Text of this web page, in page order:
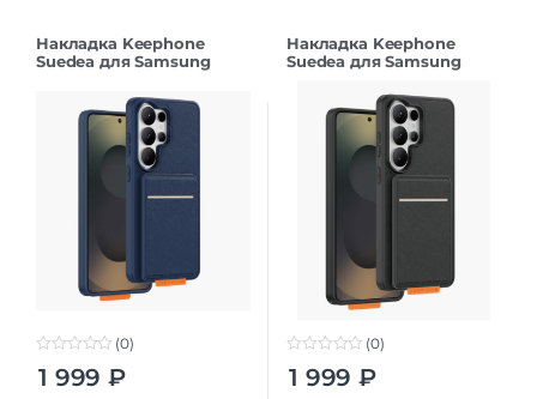
Накладка Keephone
Suedea для Samsung
(0)
1 999 ₽
Накладка Keephone
Suedea для Samsung
(0)
1 999 ₽